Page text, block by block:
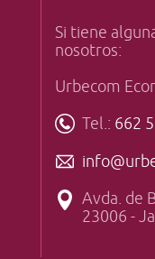
Si tiene
nosotros:
Urbecom
Tel.: 662
Avda. de
23006 -